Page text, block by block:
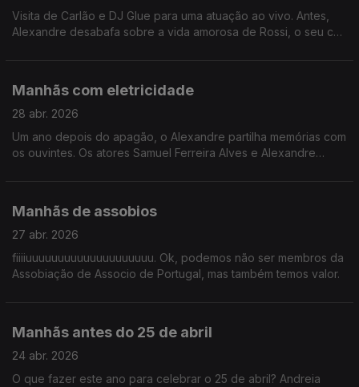
Visita de Carlão e DJ Glue para uma atuação ao vivo. Antes,
Alexandre desabafa sobre a vida amorosa de Rossi, o seu cão
Manhãs com eletricidade
28 abr. 2026
Um ano depois do apagão, o Alexandre partilha memórias com
os ouvintes. Os atores Samuel Ferreira Alves e Alexandre
Manhãs de assobios
27 abr. 2026
fiiiiuuuuuuuuuuuuuuuuuuuu. Ok, podemos não ser membros da
Assobiação de Associo de Portugal, mas também temos valor.
Manhãs antes do 25 de abril
24 abr. 2026
O que fazer este ano para celebrar o 25 de abril? Andreia